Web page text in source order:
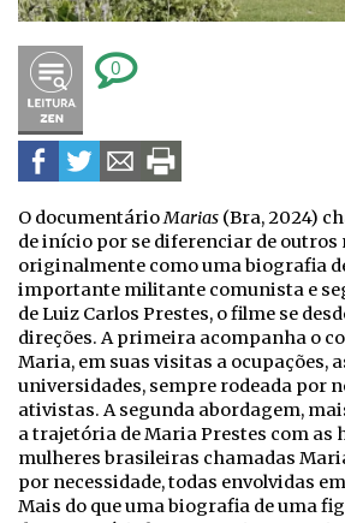
0
O documentárioMarias (Bra, 2024)
de início por se diferenciar de outros
originalmente como uma biografia
importante militante comunista e
de Luiz Carlos Prestes, o filme se
direções. A primeira acompanha o
Maria, em suas visitas a ocupações,
universidades, sempre rodeada por
ativistas. A segunda abordagem,
a trajetória de Maria Prestes com as
mulheres brasileiras chamadas
por necessidade, todas envolvidas
Mais do que uma biografia de uma